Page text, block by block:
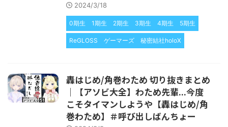
2024/3/18
0期生 1期生 2期生 3期生 4期生 5期生
ReGLOSS ゲーマーズ 秘密結社holoX
轟はじめ/角巻わため 切り抜きまとめ
｜【アソビ大全】わため先輩...今度
こそタイマンしようや【轟はじめ/角
巻わため】＃呼び出しばんちょー